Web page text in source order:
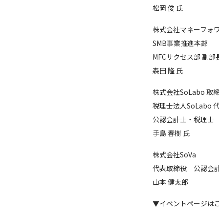
松岡 俊 氏
株式会社マネーフォ
SMB事業推進本部
MFCサクセス部 副部
森田 隆 氏
株式会社SoLabo 取
税理士法人SoLabo
公認会計士・税理士
手島 春樹 氏
株式会社SoVa
代表取締役 公認会
山本 健太郎
▼イベントページは